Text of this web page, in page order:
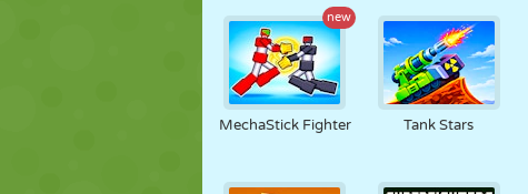
AVION
CHÂTEAU ÉCHECS CRAZY
FILLES SAUT
new
MechaStick Fighter Tank Stars